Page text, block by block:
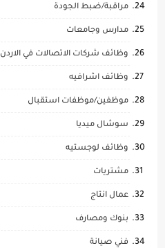
مراقبة/ضبط الجودة
مدارس وجامعات
وظائف شركات الاتصالات في الاردن
وظائف اشرافيه
موظفين/موظفات استقبال
سوشال ميديا
وظائف لوجستيه
مشتريات
عمال انتاج
بنوك ومصارف
فني صيانة